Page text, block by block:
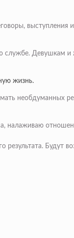
выступления
службе. Девушкам
жизнь.
необдуманных
налаживаю
Будут